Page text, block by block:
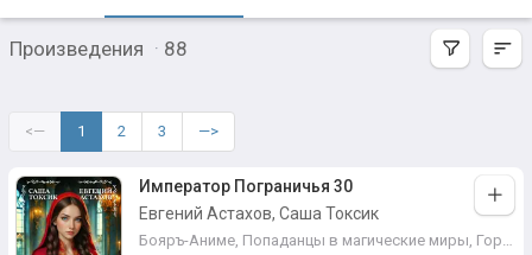
Произведения · 88
<— 1 2 3 —>
Император Пограничья 30
Евгений Астахов, Саша Токсик
Бояръ-Аниме, Попаданцы в магические миры, Городское фэнтези